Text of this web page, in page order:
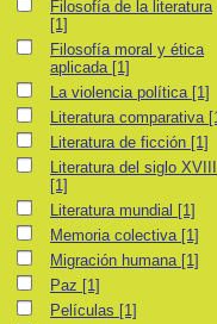
Filosofía de la literatura
Filosofía de la literatura
[1]
Filosofía moral y ética
Filosofía moral y ética
aplicada [1]
La violencia política
La violencia política [1]
Literatura comparativa
Literatura comparativa
Literatura de ficción
Literatura de ficción [1]
Literatura del siglo XVIII
Literatura del siglo XVIII
[1]
Literatura mundial
Literatura mundial [1]
Memoria colectiva
Memoria colectiva [1]
Migración humana
Migración humana [1]
Paz
Paz [1]
PelículasPelículas [1]